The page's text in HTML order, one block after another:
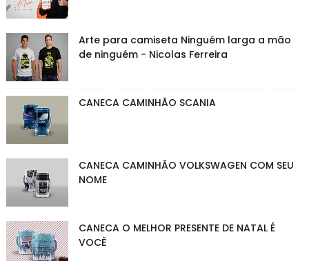
Arte para camiseta Ninguém larga a mão
de ninguém - Nicolas Ferreira
CANECA CAMINHÃO SCANIA
CANECA CAMINHÃO VOLKSWAGEN COM SEU
NOME
CANECA O MELHOR PRESENTE DE NATAL É
VOCÊ